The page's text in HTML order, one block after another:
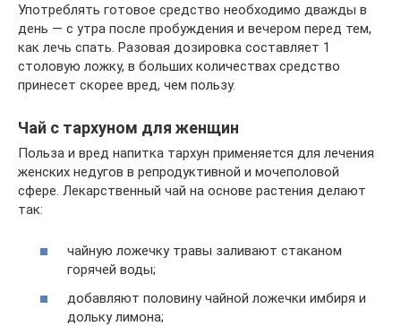
Употреблять готовое средство необходимо дважды в
день — с утра после пробуждения и вечером перед тем,
как лечь спать. Разовая дозировка составляет 1
столовую ложку, в больших количествах средство
принесет скорее вред, чем пользу.
Чай с тархуном для женщин
Польза и вред напитка тархун применяется для лечения
женских недугов в репродуктивной и мочеполовой
сфере. Лекарственный чай на основе растения делают
так:
чайную ложечку травы заливают стаканом
горячей воды;
добавляют половину чайной ложечки имбиря и
дольку лимона;